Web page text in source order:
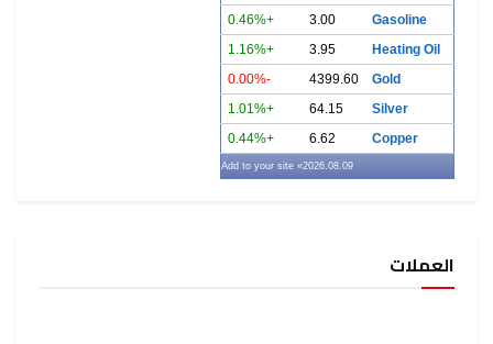
Gasoline
3.00
+0.46%
Heating Oil
3.95
+1.16%
Gold
4399.60
-0.00%
Silver
64.15
+1.01%
Copper
6.62
+0.44%
2026.08.09
» Add to your site
العملات